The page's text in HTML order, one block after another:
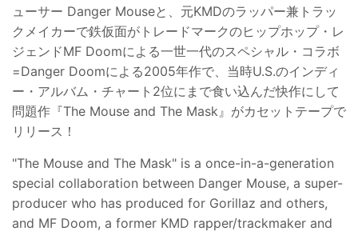
ューサー Danger Mouseと、元KMDのラッパー兼トラッ
クメイカーで鉄仮面がトレードマークのヒップホップ・レ
ジェンドMF Doomによる一世一代のスペシャル・コラボ
=Danger Doomによる2005年作で、当時U.S.のインディ
ー・アルバム・チャート2位にまで食い込んだ快作にして
問題作『The Mouse and The Mask』がカセットテープで
リリース！
"The Mouse and The Mask" is a once-in-a-generation
special collaboration between Danger Mouse, a super-
producer who has produced for Gorillaz and others,
and MF Doom, a former KMD rapper/trackmaker and